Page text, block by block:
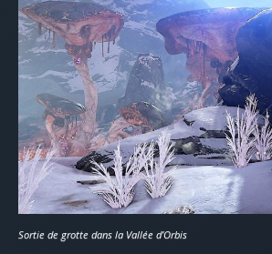
Sortie de grotte dans la Vallée d’Orbis